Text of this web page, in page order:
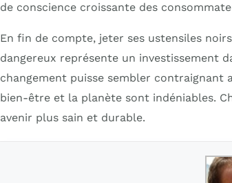
de conscience croissante des
En fin de compte, jeter ses ustensiles
dangereux représente un investissement
changement puisse sembler
bien-être et la planète sont indéniables.
avenir plus sain et durable.